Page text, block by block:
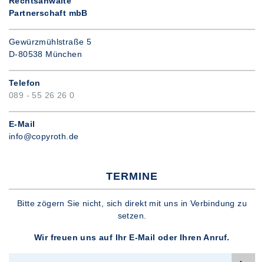
Partnerschaft mbB
Gewürzmühlstraße 5
D-80538 München
Telefon
089 - 55 26 26 0
E-Mail
info@copyroth.de
TERMINE
Bitte zögern Sie nicht, sich direkt mit uns in Verbindung zu
setzen.
Wir freuen uns auf Ihr E-Mail oder Ihren Anruf.